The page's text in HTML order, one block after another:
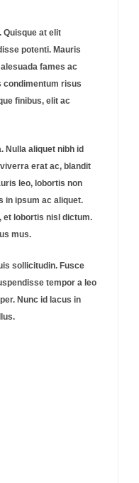
Quisque at elit
potenti. Mauris
fames ac
condimentum risus
finibus, elit ac
Nulla aliquet nibh id
erat ac, blandit
leo, lobortis non
in ipsum ac aliquet.
et lobortis nisl dictum.
mus.
sollicitudin. Fusce
tempor a leo
Nunc id lacus in